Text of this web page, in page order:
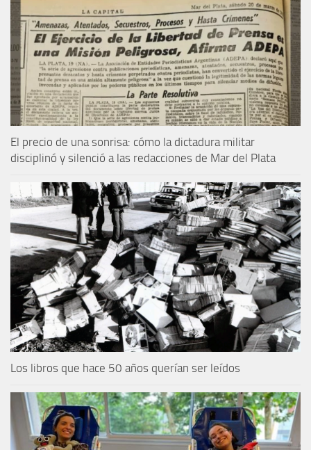
El precio de una sonrisa: cómo la dictadura militar
disciplinó y silenció a las redacciones de Mar del Plata
Los libros que hace 50 años querían ser leídos